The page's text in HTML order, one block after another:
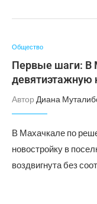
Общество
Первые шаги: В
девятиэтажную
Автор Диана
В Махачкале по
новостройку в
воздвигнута без